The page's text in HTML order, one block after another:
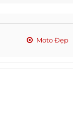
Moto Đẹp